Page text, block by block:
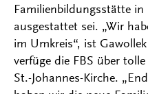
Familienbildungsstätte in
ausgestattet sei. „Wir
im Umkreis“, ist
verfüge die FBS über
St.-Johannes-Kirche.